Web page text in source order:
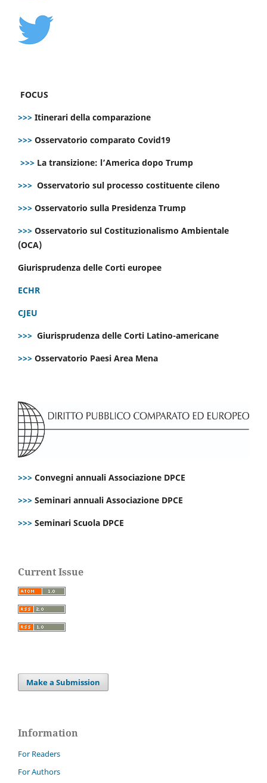
FOCUS
>>> Itinerari della comparazione
>>> Osservatorio comparato Covid19
>>> La transizione: l’America dopo Trump
>>> Osservatorio sul processo costituente cileno
>>> Osservatorio sulla Presidenza Trump
>>> Osservatorio sul Costituzionalismo Ambientale
(OCA)
Giurisprudenza delle Corti europee
ECHR
CJEU
>>> Giurisprudenza delle Corti Latino-americane
>>> Osservatorio Paesi Area Mena
>>> Convegni annuali Associazione DPCE
>>> Seminari annuali Associazione DPCE
>>> Seminari Scuola DPCE
Current Issue
Make a Submission
Information
For Readers
For Authors